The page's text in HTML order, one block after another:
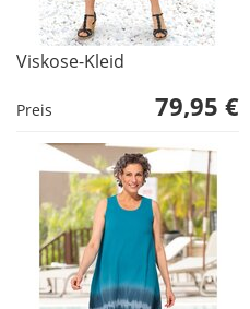
Viskose-Kleid
Preis 79,95 €